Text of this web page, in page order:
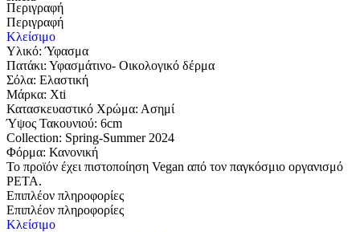
Περιγραφή
Περιγραφή
Κλείσιμο
Υλικό: Ύφασμα
Πατάκι: Υφασμάτινο- Oικολογικό δέρμα
Σόλα: Ελαστική
Μάρκα: Χti
Κατασκευαστικό Χρώμα: Ασημί
Ύψος Τακουνιού: 6cm
Collection: Spring-Summer 2024
Φόρμα: Κανονική
Το προϊόν έχει πιστοποίηση Vegan από τον παγκόσμιο οργανισμό
PETA.
Επιπλέον πληροφορίες
Επιπλέον πληροφορίες
Κλείσιμο